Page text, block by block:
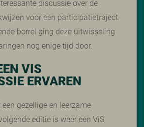
discussie over de
voor een participatietraject.
borrel ging deze uitwisseling
nog enige tijd door.
VIS
ERVAREN
gezellige en leerzame
editie is weer een ViS